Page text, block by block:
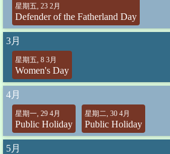
星期五, 23 2月
Defender of the Fatherland Day
3月
星期五, 8 3月
Women's Day
4月
星期一, 29 4月
Public Holiday
星期二, 30 4月
Public Holiday
5月